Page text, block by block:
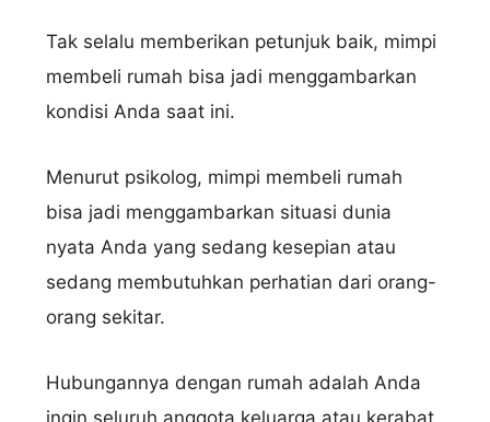
Tak selalu memberikan petunjuk baik, mimpi
membeli rumah bisa jadi menggambarkan
kondisi Anda saat ini.
Menurut psikolog, mimpi membeli rumah
bisa jadi menggambarkan situasi dunia
nyata Anda yang sedang kesepian atau
sedang membutuhkan perhatian dari orang-
orang sekitar.
Hubungannya dengan rumah adalah Anda
ingin seluruh anggota keluarga atau kerabat